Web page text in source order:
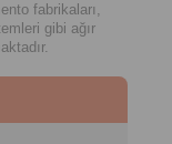
fabrikaları,
gibi ağır